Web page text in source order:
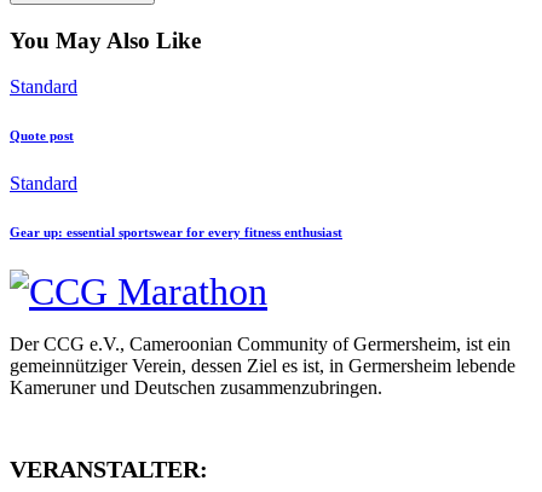
You May Also Like
Standard
Quote post
Standard
Gear up: essential sportswear for every fitness enthusiast
Der CCG e.V., Cameroonian Community of Germersheim, ist ein
gemeinnütziger Verein, dessen Ziel es ist, in Germersheim lebende
Kameruner und Deutschen zusammenzubringen.
VERANSTALTER: